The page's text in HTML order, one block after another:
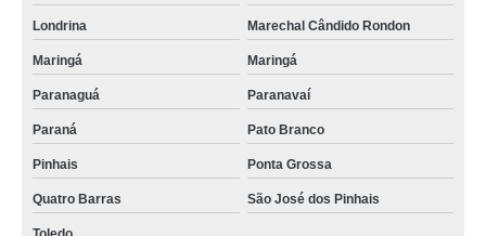
Londrina Marechal Cândido Rondon
Maringá Maringá
Paranaguá Paranavaí
Paraná Pato Branco
Pinhais Ponta Grossa
Quatro Barras São José dos Pinhais